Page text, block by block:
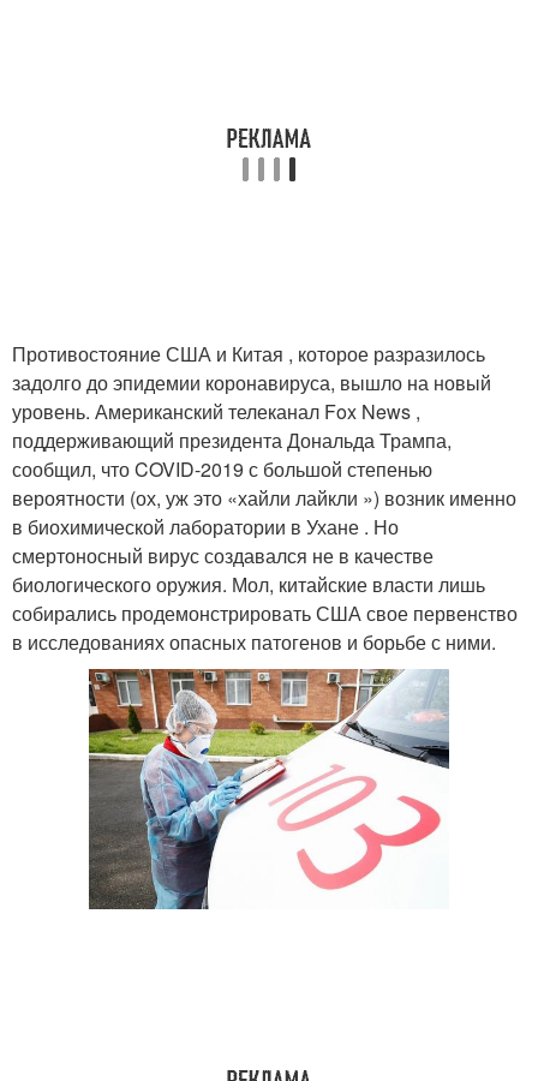
Противостояние США и Китая , которое разразилось
задолго до эпидемии коронавируса, вышло на новый
уровень. Американский телеканал Fox News ,
поддерживающий президента Дональда Трампа,
сообщил, что COVID-2019 с большой степенью
вероятности (ох, уж это «хайли лайкли ») возник именно
в биохимической лаборатории в Ухане . Но
смертоносный вирус создавался не в качестве
биологического оружия. Мол, китайские власти лишь
собирались продемонстрировать США свое первенство
в исследованиях опасных патогенов и борьбе с ними.